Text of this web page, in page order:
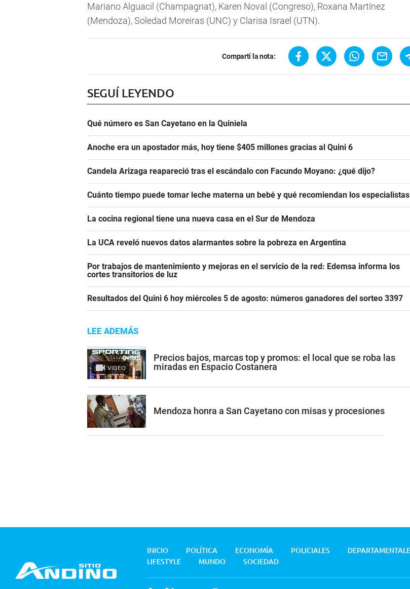
Mariano Alguacil (Champagnat), Karen Noval (Congreso), Roxana Martínez
(Mendoza), Soledad Moreiras (UNC) y Clarisa Israel (UTN).
Compartí la nota:
SEGUÍ LEYENDO
Qué número es San Cayetano en la Quiniela
Anoche era un apostador más, hoy tiene $405 millones gracias al Quini 6
Candela Arizaga reapareció tras el escándalo con Facundo Moyano: ¿qué dijo?
Cuánto tiempo puede tomar leche materna un bebé y qué recomiendan los especialistas
La cocina regional tiene una nueva casa en el Sur de Mendoza
La UCA reveló nuevos datos alarmantes sobre la pobreza en Argentina
Por trabajos de mantenimiento y mejoras en el servicio de la red: Edemsa informa los
cortes transitorios de luz
Resultados del Quini 6 hoy miércoles 5 de agosto: números ganadores del sorteo 3397
LEE ADEMÁS
VIDEO
Precios bajos, marcas top y promos: el local que se roba las
miradas en Espacio Costanera
Mendoza honra a San Cayetano con misas y procesiones
INICIO POLÍTICA ECONOMÍA POLICIALES
LIFESTYLE
MUNDO SOCIEDAD